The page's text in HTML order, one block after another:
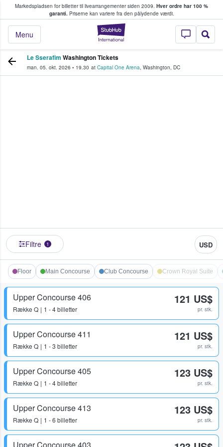
Markedspladsen for billetter til livearrangementer siden 2009. Hver ordre har 100 %
garanti.Priserne kan variere fra den pålydende værdi.
StubHub - Hvor
Menu
køber og sælger billetter
Le Sserafim Washington Tickets
man. 05. okt. 2026 • 19.30 at Capital One Arena, Washington, DC
Filtre 1 USD
Floor Main Concourse Club Concourse Crown Royal Suite
Upper Concourse 406
Række Q 1 - 4 billetter
121 US$
pr. stk.
Upper Concourse 411
Række Q 1 - 3 billetter
121 US$
pr. stk.
Upper Concourse 405
Række Q 1 - 4 billetter
123 US$
pr. stk.
Upper Concourse 413
Række Q 1 - 6 billetter
123 US$
pr. stk.